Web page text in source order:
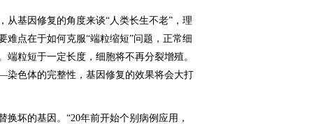
基因修复的角度来谈“人类长生不老”，理
难点在于如何克服“端粒缩短”问题，正常细
粒短于一定长度，细胞将不再分裂增殖。
色体的完整性，基因修复的效果将会大打
坏的基因。“20年前开始个别病例应用，